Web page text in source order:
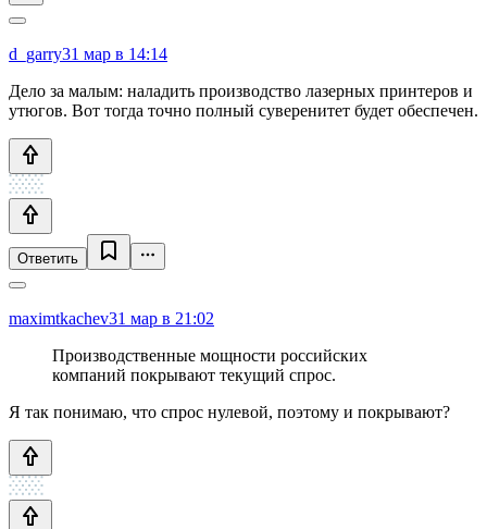
d_garry31 мар в 14:14
Дело за малым: наладить производство лазерных принтеров и
утюгов. Вот тогда точно полный суверенитет будет обеспечен.
Ответить
maximtkachev31 мар в 21:02
Производственные мощности российских
компаний покрывают текущий спрос.
Я так понимаю, что спрос нулевой, поэтому и покрывают?